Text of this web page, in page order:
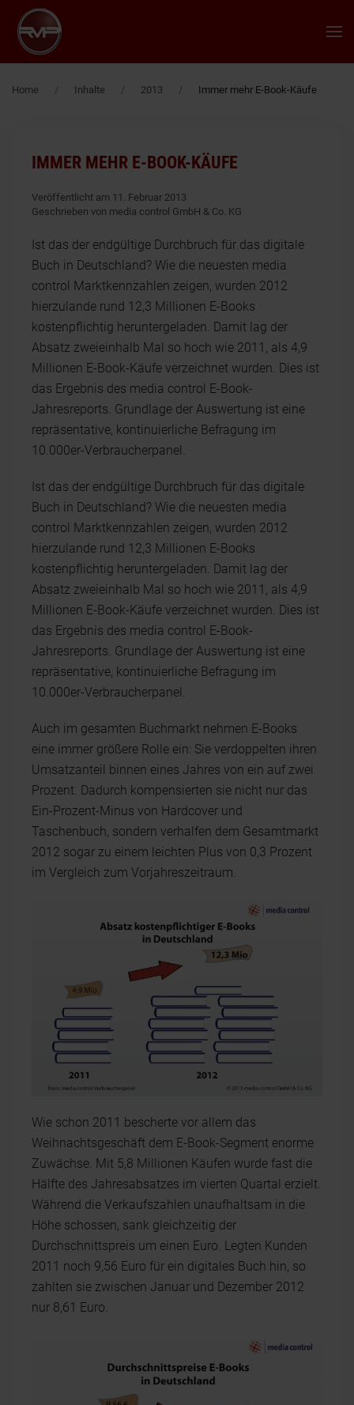
Zum Hauptinhalt springen
Home Inhalte 2013 Immer mehr E-Book-Käufe
IMMER MEHR E-BOOK-KÄUFE
Veröffentlicht am 11. Februar 2013
Geschrieben von media control GmbH & Co. KG
Ist das der endgültige Durchbruch für das digitale
Buch in Deutschland? Wie die neuesten media
control Marktkennzahlen zeigen, wurden 2012
hierzulande rund 12,3 Millionen E-Books
kostenpflichtig heruntergeladen. Damit lag der
Absatz zweieinhalb Mal so hoch wie 2011, als 4,9
Millionen E-Book-Käufe verzeichnet wurden. Dies ist
das Ergebnis des media control E-Book-
Jahresreports. Grundlage der Auswertung ist eine
repräsentative, kontinuierliche Befragung im
10.000er-Verbraucherpanel.
Ist das der endgültige Durchbruch für das digitale
Buch in Deutschland? Wie die neuesten media
control Marktkennzahlen zeigen, wurden 2012
hierzulande rund 12,3 Millionen E-Books
kostenpflichtig heruntergeladen. Damit lag der
Absatz zweieinhalb Mal so hoch wie 2011, als 4,9
Millionen E-Book-Käufe verzeichnet wurden. Dies ist
das Ergebnis des media control E-Book-
Jahresreports. Grundlage der Auswertung ist eine
repräsentative, kontinuierliche Befragung im
10.000er-Verbraucherpanel.
Auch im gesamten Buchmarkt nehmen E-Books
eine immer größere Rolle ein: Sie verdoppelten ihren
Umsatzanteil binnen eines Jahres von ein auf zwei
Prozent. Dadurch kompensierten sie nicht nur das
Ein-Prozent-Minus von Hardcover und
Taschenbuch, sondern verhalfen dem Gesamtmarkt
2012 sogar zu einem leichten Plus von 0,3 Prozent
im Vergleich zum Vorjahreszeitraum.
Wie schon 2011 bescherte vor allem das
Weihnachtsgeschäft dem E-Book-Segment enorme
Zuwächse. Mit 5,8 Millionen Käufen wurde fast die
Hälfte des Jahresabsatzes im vierten Quartal erzielt.
Während die Verkaufszahlen unaufhaltsam in die
Höhe schossen, sank gleichzeitig der
Durchschnittspreis um einen Euro. Legten Kunden
2011 noch 9,56 Euro für ein digitales Buch hin, so
zahlten sie zwischen Januar und Dezember 2012
nur 8,61 Euro.